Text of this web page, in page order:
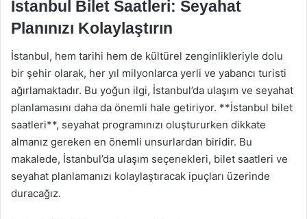
İstanbul Bilet Saatleri: Seyahat
Planınızı Kolaylaştırın
İstanbul, hem tarihi hem de kültürel zenginlikleriyle dolu
bir şehir olarak, her yıl milyonlarca yerli ve yabancı turisti
ağırlamaktadır. Bu yoğun ilgi, İstanbul’da ulaşım ve seyahat
planlamasını daha da önemli hale getiriyor. **İstanbul bilet
saatleri**, seyahat programınızı oluştururken dikkate
almanız gereken en önemli unsurlardan biridir. Bu
makalede, İstanbul’da ulaşım seçenekleri, bilet saatleri ve
seyahat planlamanızı kolaylaştıracak ipuçları üzerinde
duracağız.